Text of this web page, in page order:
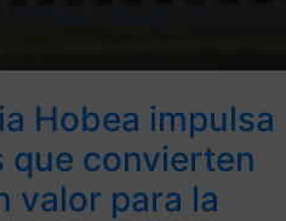
Hobea impulsa
que convierten
valor para la